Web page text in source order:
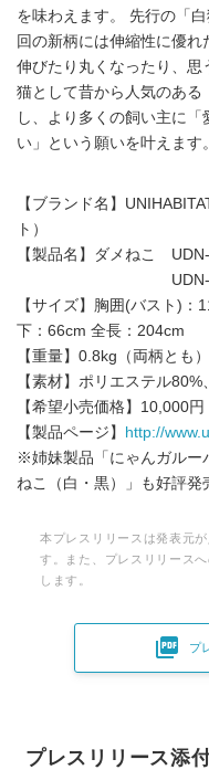
を味わえます。 先行の「
回の新柄には伸縮性に優
伸びたり丸くなったり、思
猫として昔から人気のある
し、より多くの飼い主に
い」という願いを叶えます。
【ブランド名】
ト
【製品名】ダメねこ
UDN-34F-TORA
【サイズ】胸囲(バスト)
下：66cm 全長：204cm
【重量】0.8kg（両柄とも）
【素材】ポリエステル80%
【希望小売価格】10,000円
【製品ページ】
http://
※姉妹製品「にゃんガルー
ねこ（白・黒）」も好評発
本プレスリリースは発表元
す。また、プレスリリース
します。
 プ
プレスリリース添